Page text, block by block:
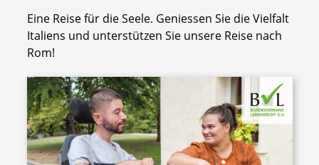
Eine Reise für die Seele. Geniessen Sie die Vielfalt
Italiens und unterstützen Sie unsere Reise nach
Rom!